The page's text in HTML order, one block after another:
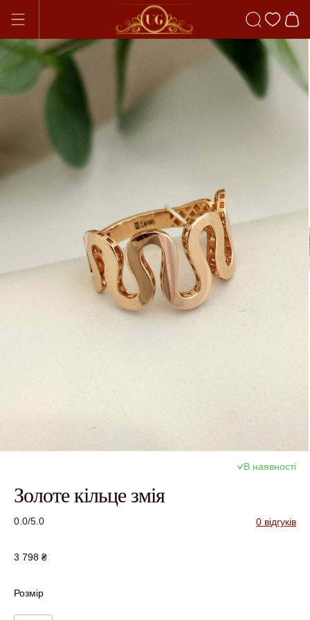
В наявності
Золоте кільце змія
0.0/5.0 0 відгуків
3 798 ₴
Розмір